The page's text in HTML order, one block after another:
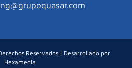
Reservados | Desarrollado por
Hexamedia